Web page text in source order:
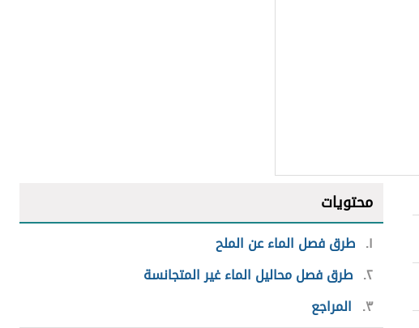
محتويات
١ طرق فصل الماء عن الملح
٢ طرق فصل محاليل الماء غير المتجانسة
٣ المراجع